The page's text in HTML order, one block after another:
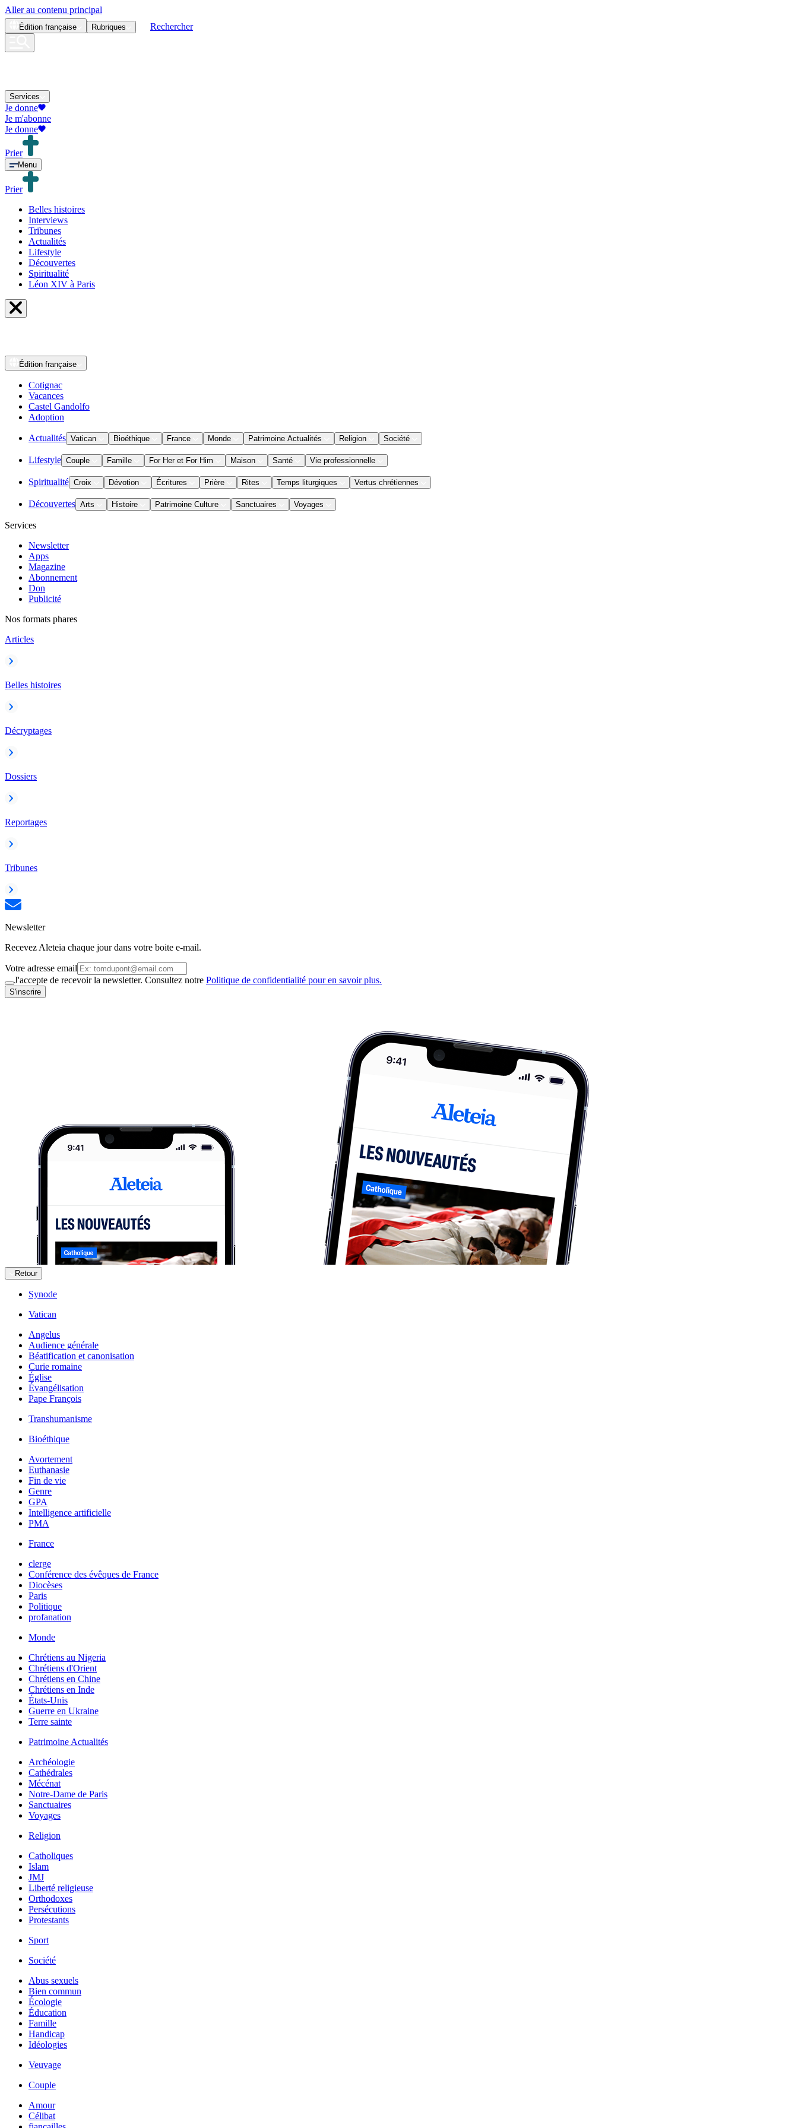
Aller au contenu principal
Édition française Rubriques Rechercher
Services
Je donne
Je m'abonne
Je donne
Prier
Menu
Prier
Belles histoires
Interviews
Tribunes
Actualités
Lifestyle
Découvertes
Spiritualité
Léon XIV à Paris
Édition française
Cotignac
Vacances
Castel Gandolfo
Adoption
Actualités Vatican Bioéthique France Monde Patrimoine Actualités Religion Société
Lifestyle Couple Famille For Her et For Him Maison Santé Vie professionnelle
Spiritualité Croix Dévotion Écritures Prière Rites Temps liturgiques Vertus chrétiennes
Découvertes Arts Histoire Patrimoine Culture Sanctuaires Voyages
Services
Newsletter
Apps
Magazine
Abonnement
Don
Publicité
Nos formats phares
Articles
Belles histoires
Décryptages
Dossiers
Reportages
Tribunes
Newsletter
Recevez Aleteia chaque jour dans votre boite e-mail.
Votre adresse email
J'accepte de recevoir la newsletter. Consultez notre Politique de confidentialité pour en savoir plus.
S'inscrire
Retour
Synode
Vatican
Angelus
Audience générale
Béatification et canonisation
Curie romaine
Église
Évangélisation
Pape François
Transhumanisme
Bioéthique
Avortement
Euthanasie
Fin de vie
Genre
GPA
Intelligence artificielle
PMA
France
clerge
Conférence des évêques de France
Diocèses
Paris
Politique
profanation
Monde
Chrétiens au Nigeria
Chrétiens d'Orient
Chrétiens en Chine
Chrétiens en Inde
États-Unis
Guerre en Ukraine
Terre sainte
Patrimoine Actualités
Archéologie
Cathédrales
Mécénat
Notre-Dame de Paris
Sanctuaires
Voyages
Religion
Catholiques
Islam
JMJ
Liberté religieuse
Orthodoxes
Persécutions
Protestants
Sport
Société
Abus sexuels
Bien commun
Écologie
Éducation
Famille
Handicap
Idéologies
Veuvage
Couple
Amour
Célibat